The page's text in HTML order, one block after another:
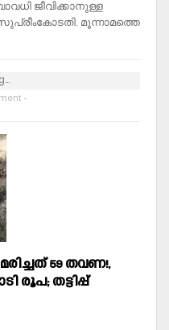
ജീവിക്കാനുള്ള
മൂന്നാമത്തെ
-
59 തവണ!,
രൂപ; തട്ടിപ്പ്